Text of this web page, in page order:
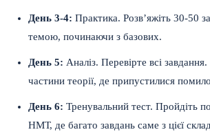
День 3-4: Практика. Розв’яжіть 30-50
темою, починаючи з базових.
День 5: Аналіз. Перевірте всі
частини теорії, де припустилися
День 6: Тренувальний тест. Пройдіть
НМТ, де багато завдань саме з цієї